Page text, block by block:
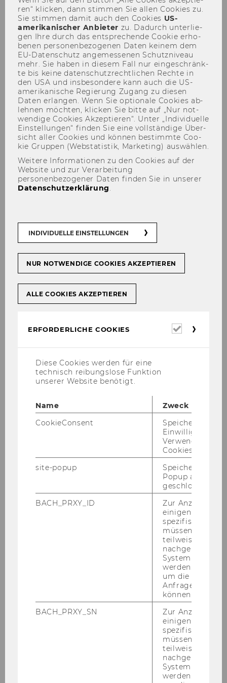
headspace
TEILEN TEILEN
20. Mai 2026
Prä­senz Trai­ning | LC.2.004 | 11:00 –
12:00 | DE & EN
Das Skills Lab ein Ort fürein­stün­di­ge
Embodiment-​Trainings, in denen du
sche und kör­per­ba­sier­te Übun­gen
dich dabei un­ter­stüt­zen, deine Meta Skills zu
stär­ken, um in ver­schie­de­nen Lebens-​ und Stu­
di­en­si­tua­tio­nen selbst­be­stimmt agie­ren zu
Kontext
Einen klaren Kopf haben ist
grundsätzlich ein guter Zustand:
wenn das Leben fein ist, kann
man’s mehr genießen, wenn der
Kopf still ist und wir nur
genießen können. Wenn wir
kognitiv leistungsfähig sein
wollen, brauchen wir ebenfalls
einen stillen Kopf, um sich auf
die Aufgabe konzentrieren zu
können.Dieses Skills Lab ist für
alle, die sich etwas
mehr Stille
und weniger Self-Talk
Kompetenzen & Ziele
ren“ kli­cken, dann stim­men Sie allen Coo­kies zu.
Sie stim­men damit auch den Coo­kies US-​
amerikanischer An­bie­ter zu. Da­durch un­ter­lie­
gen Ihre durch das ent­spre­chen­de Coo­kie er­ho­
be­nen per­so­nen­be­zo­ge­nen Daten kei­nem dem
EU-​Datenschutz an­ge­mes­se­nen Schutz­ni­veau
mehr. Sie haben in die­sem Fall nur ein­ge­schränk­
te bis keine da­ten­schutz­recht­li­chen Rech­te in
den USA und ins­be­son­de­re kann auch die US-​
amerikanische Re­gie­rung Zu­gang zu die­sen
Daten er­lan­gen. Wenn Sie op­tio­na­le Coo­kies ab­
leh­nen möch­ten, kli­cken Sie bitte auf „Nur not­
wen­di­ge Coo­kies Ak­zep­tie­ren“. Unter „In­di­vi­du­el­le
Ein­stel­lun­gen“ fin­den Sie eine voll­stän­di­ge Über­
sicht aller Coo­kies und kön­nen be­stimm­te Coo­
kie Grup­pen (Web­sta­tis­tik, Mar­ke­ting) aus­wäh­len.
Weitere Informationen zu den Cookies auf der
Website und zur Verarbeitung
personenbezogener Daten finden Sie in unserer
Datenschutzerklärung.
INDIVIDUELLE EINSTELLUNGEN
NUR NOTWENDIGE COOKIES AKZEPTIEREN
ALLE COOKIES AKZEPTIEREN
ERFORDERLICHE COOKIES
Diese Cookies werden für eine
technisch reibungslose Funktion
unserer Website benötigt.
Name
Zweck
CookieConsent
Speichert Ihre
Einwilligung zur
Verwendung von
Cookies.
site-popup
Speichert ob ein
Popup
geschlossen
BACH_PRXY_ID
Zur Anzeige von
einigen WU-
spezifischen
müssen
teilweise von
nachgelagerten
System
werden.
um die Antwort
Anfrage
können.
BACH_PRXY_SN
Zur Anzeige von
einigen WU-
spezifischen
müssen
teilweise von
nachgelagerten
System
werden.